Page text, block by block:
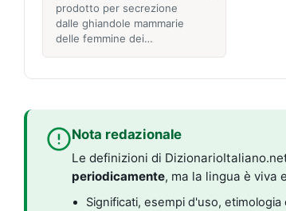
prodotto per secrezione
dalle ghiandole mammarie
delle femmine dei…
Nota redazionale
Le definizioni di
periodicamente, ma la lingua è viva
Significati, esempi d'uso,